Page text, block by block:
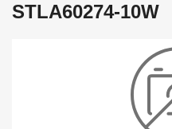
STLA60274-10W